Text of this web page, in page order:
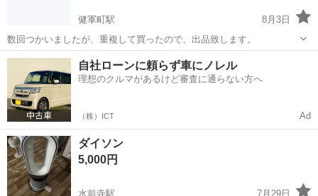
健軍町駅
8月3日
数回つかいましたが、重複して買ったので、出品致します。
熊本 熊本市 健軍町駅 季節、空調家電
自社ローンに頼らず車にノレル
理想のクルマがあるけど審査に通らない方へ
（株）ICT Ad
ダイソン
5,000円
水前寺駅 7月29日